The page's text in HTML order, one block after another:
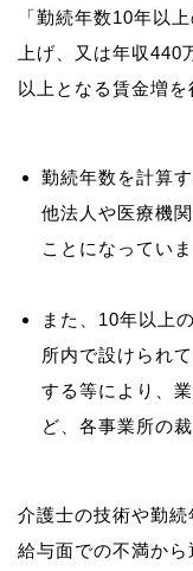
「勤続年数10年以
上げ、又は年収440
勤続年数を計算
他法人や医療機
ことになっていま
また、10年以上
所内で設けられ
する等により、
ど、各事業所の
介護士の技術や勤続
給与面での不満か